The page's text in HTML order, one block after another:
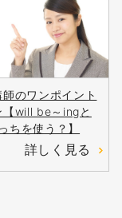
師のワンポイント
【will be～ingと
ちを使う？】
詳しく見る